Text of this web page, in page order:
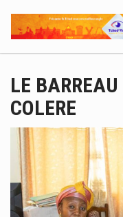
LE
COLERE